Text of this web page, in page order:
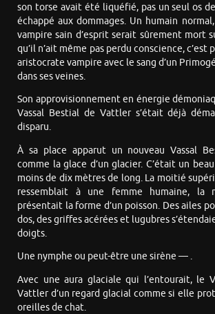
son torse avait été liquéfié, pas un seul os
échappé aux dommages. Un humain
vampire sain d’esprit serait sûrement mort
qu’il n’ait même pas perdu conscience, c’est
aristocrate vampire avec le sang d’un
dans ses veines.
Son approvisionnement en énergie
Vassal Bestial de Vattler s’était déjà
disparu.
À sa place apparut un nouveau Vassal
comme la glace d’un glacier. C’était un
moins de dix mètres de long. La moitié
ressemblait à une femme humaine, la
présentait la forme d’un poisson. Des ailes
dos, des griffes acérées et lugubres
doigts.
Une nymphe ou peut-être une sirène — .
Avec une aura glaciale qui l’entourait, le
Vattler d’un regard glacial comme si elle
oreilles de chat.